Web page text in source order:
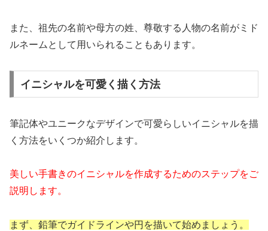
また、祖先の名前や母方の姓、尊敬する人物の名前がミド
ルネームとして用いられることもあります。
イニシャルを可愛く描く方法
筆記体やユニークなデザインで可愛らしいイニシャルを描
く方法をいくつか紹介します。
美しい手書きのイニシャルを作成するためのステップをご
説明します。
まず、鉛筆でガイドラインや円を描いて始めましょう。